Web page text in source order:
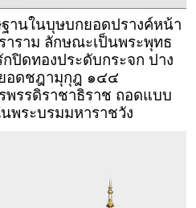
านในบุษบกยอดปรางค์หน้า
ราม ลักษณะเป็นพระพุทธ
ปิดทองประดับกระจก ปาง
อดชฎามุกุฎ ๑๔๔
พรรดิราชาธิราช ถอดแบบ
พระบรมมหาราชวัง